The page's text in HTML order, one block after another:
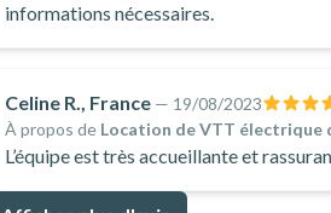
informations nécessaires.
Celine R., France — 19/08/2023
À propos de Location de VTT électrique